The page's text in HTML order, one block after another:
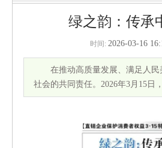
绿之韵：传承
时间: 2026-03-16
在推动高质量发展、满足人
社会的共同责任。2026年3月15日